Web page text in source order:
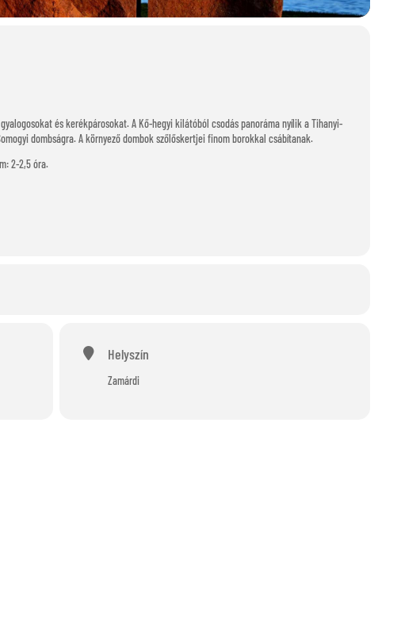
és kerékpárosokat. A Kő-hegyi kilátóból csodás panoráma nyílik a Tihanyi-
dombságra. A környező dombok szőlőskertjei finom borokkal csábítanak.
2-2,5 óra.
Helyszín
Zamárdi